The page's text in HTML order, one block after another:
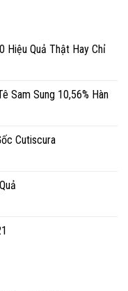
Hiệu Quả Thật Hay Chỉ
Sam Sung 10,56% Hàn
Cutiscura